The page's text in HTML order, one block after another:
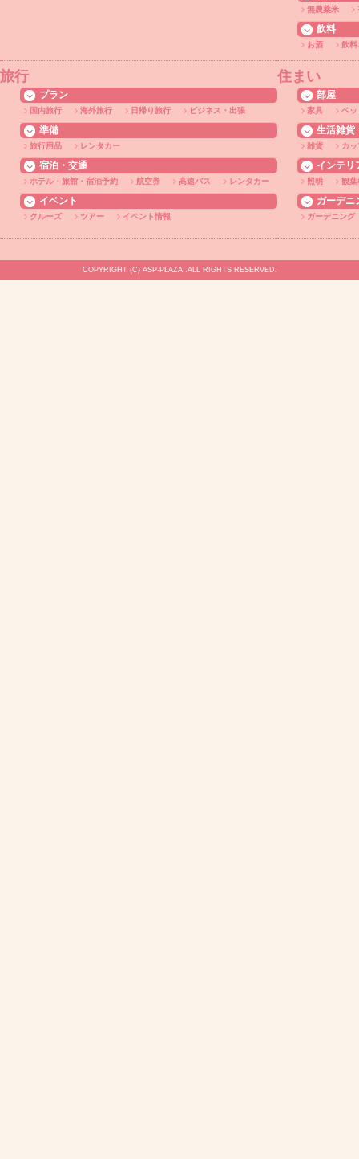
無農薬米
飲料
お酒 飲料
旅行
プラン
国内旅行 海外旅行 日帰り旅行 ビジネス・出張
準備
旅行用品 レンタカー
宿泊・交通
ホテル・旅館・宿泊予約 航空券 高速バス レンタカー
イベント
クルーズ ツアー イベント情報
住まい
部屋
家具 ベッ
生活雑貨
雑貨 カッ
インテリ
照明 観葉
ガーデニ
ガーデニング
COPYRIGHT (C) ASP-PLAZA .ALL RIGHTS RESERVED.